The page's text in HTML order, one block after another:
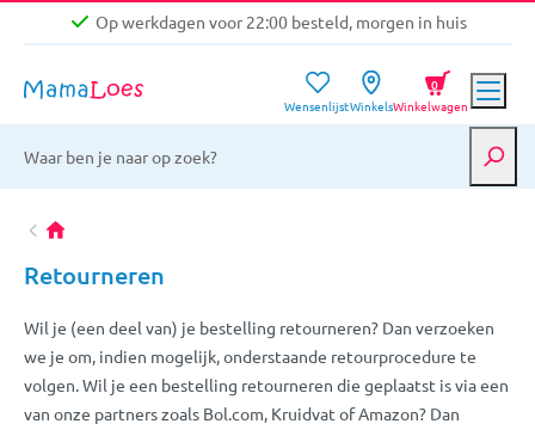
Op werkdagen voor 22:00 besteld, morgen in huis
Gratis verzending vanaf €39,-
Op werkdagen voor 22:00 besteld, morgen in huis
WensenlijstWinkelsWinkelwagen
0
Retourneren
Wil je (een deel van) je bestelling retourneren? Dan verzoeken
we je om, indien mogelijk, onderstaande retourprocedure te
volgen. Wil je een bestelling retourneren die geplaatst is via een
van onze partners zoals Bol.com, Kruidvat of Amazon? Dan